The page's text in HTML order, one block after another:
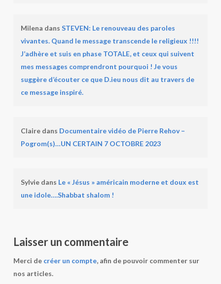
Milena dans STEVEN: Le renouveau des paroles
vivantes. Quand le message transcende le religieux !!!!
J’adhère et suis en phase TOTALE, et ceux qui suivent
mes messages comprendront pourquoi ! Je vous
suggère d’écouter ce que D.ieu nous dit au travers de
ce message inspiré.
Clairedans Documentaire vidéo de Pierre Rehov –
Pogrom(s)…UN CERTAIN 7 OCTOBRE 2023
Sylviedans Le « Jésus » américain moderne et doux est
une idole….Shabbat shalom !
Laisser un commentaire
Merci de créer un compte, afin de pouvoir commenter sur
nos articles.